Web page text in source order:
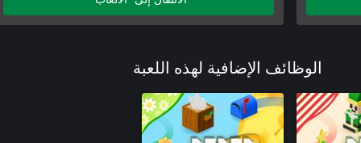
Paper io 2: Animals DLC
الوظائف الإضافية لهذه اللعبة